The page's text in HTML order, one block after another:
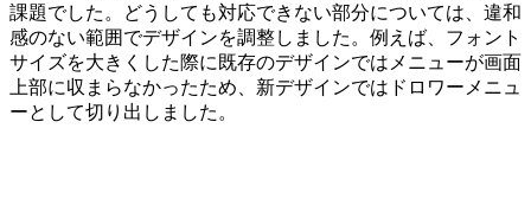
課題でした。どうしても対応できない部分については、違和
感のない範囲でデザインを調整しました。例えば、フォント
サイズを大きくした際に既存のデザインではメニューが画面
上部に収まらなかったため、新デザインではドロワーメニュ
ーとして切り出しました。